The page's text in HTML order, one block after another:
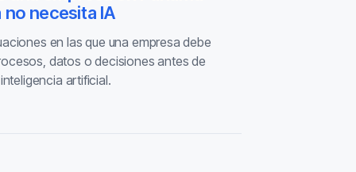
necesita IA
en las que una empresa debe
datos o decisiones antes de
artificial.